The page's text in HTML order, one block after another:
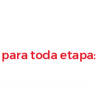
para toda etapa: